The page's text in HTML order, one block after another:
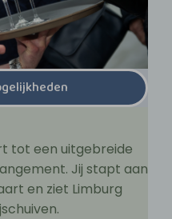
tot een uitgebreide
Jij stapt aan
en ziet Limburg